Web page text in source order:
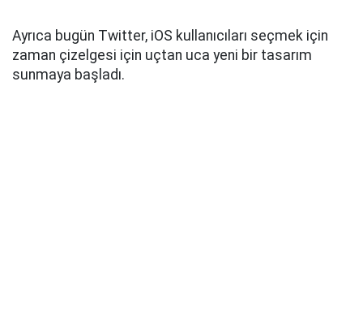
Ayrıca bugün Twitter, iOS kullanıcıları seçmek için
zaman çizelgesi için uçtan uca yeni bir tasarım
sunmaya başladı.